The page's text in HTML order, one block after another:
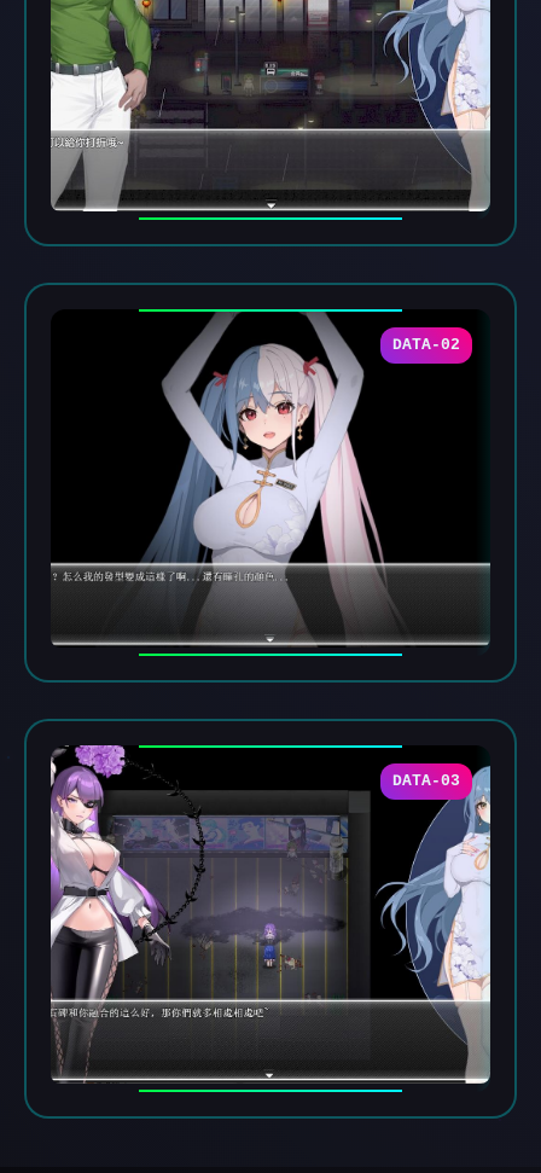
DATA-02
DATA-03